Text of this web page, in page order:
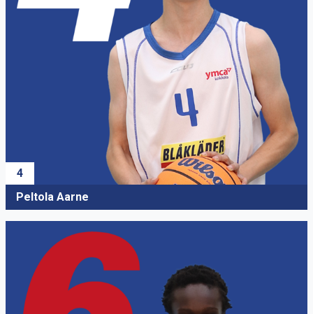
4
Peltola Aarne